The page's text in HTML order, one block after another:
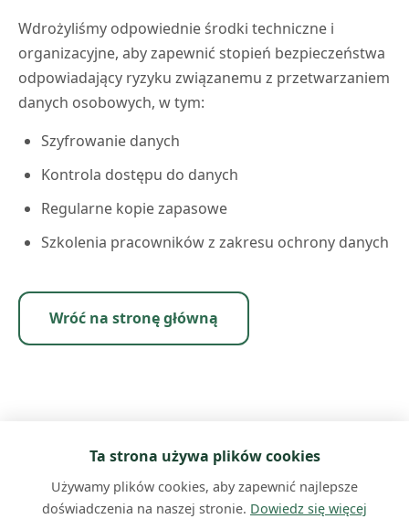
Wdrożyliśmy odpowiednie środki techniczne i
organizacyjne, aby zapewnić stopień bezpieczeństwa
odpowiadający ryzyku związanemu z przetwarzaniem
danych osobowych, w tym:
Szyfrowanie danych
Kontrola dostępu do danych
Regularne kopie zapasowe
Szkolenia pracowników z zakresu ochrony danych
Wróć na stronę główną
Ta strona używa plików cookies
Używamy plików cookies, aby zapewnić najlepsze
doświadczenia na naszej stronie. Dowiedz się więcej